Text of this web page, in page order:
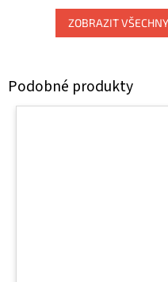
ZOBRAZIT